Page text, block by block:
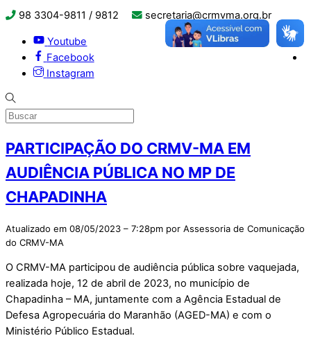
98 3304-9811 / 9812 secretaria@crmvma.org.br
Youtube
Facebook
Instagram
PARTICIPAÇÃO DO CRMV-MA EM
AUDIÊNCIA PÚBLICA NO MP DE
CHAPADINHA
Atualizado em 08/05/2023 – 7:28pm por Assessoria de Comunicação
do CRMV-MA
O CRMV-MA participou de audiência pública sobre vaquejada,
realizada hoje, 12 de abril de 2023, no município de
Chapadinha – MA, juntamente com a Agência Estadual de
Defesa Agropecuária do Maranhão (AGED-MA) e com o
Ministério Público Estadual.